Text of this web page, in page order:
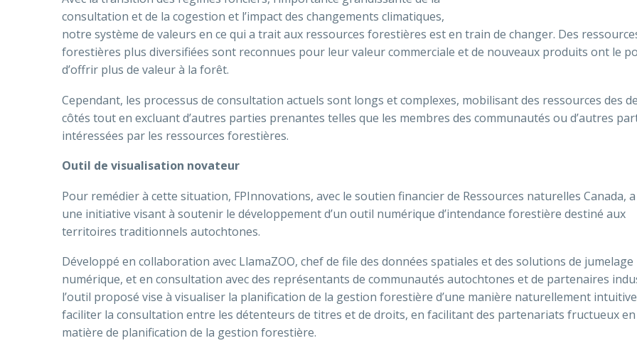
consultation et de la cogestion et l’impact des changements climatiques,
notre système de valeurs en ce qui a trait aux ressources forestières est en train de changer. Des
forestières plus diversifiées sont reconnues pour leur valeur commerciale et de nouveaux produits ont le
d’offrir plus de valeur à la forêt.
Cependant, les processus de consultation actuels sont longs et complexes, mobilisant des ressources des
côtés tout en excluant d’autres parties prenantes telles que les membres des communautés ou d’autres
intéressées par les ressources forestières.
Outil de visualisation novateur
Pour remédier à cette situation, FPInnovations, avec le soutien financier de Ressources naturelles Canada,
une initiative visant à soutenir le développement d’un outil numérique d’intendance forestière destiné aux
territoires traditionnels autochtones.
Développé en collaboration avec LlamaZOO, chef de file des données spatiales et des solutions de jumelage
numérique, et en consultation avec des représentants de communautés autochtones et de partenaires
l’outil proposé vise à visualiser la planification de la gestion forestière d’une manière naturellement
faciliter la consultation entre les détenteurs de titres et de droits, en facilitant des partenariats fructueux en
matière de planification de la gestion forestière.